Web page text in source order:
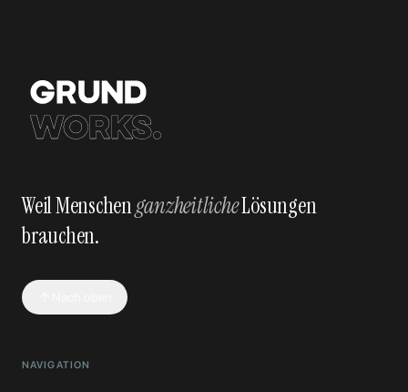
Weil MenschenganzheitlicheLösungen
brauchen.
NAVIGATION